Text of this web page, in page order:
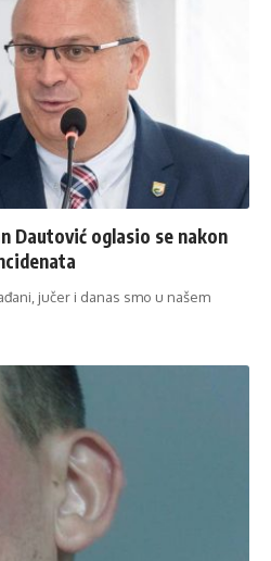
Dautović oglasio se nakon
jučer i danas smo u našem